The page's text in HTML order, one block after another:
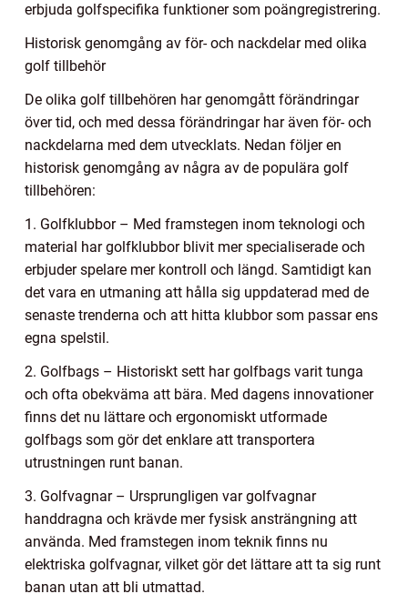
erbjuda golfspecifika funktioner som poängregistrering.
Historisk genomgång av för- och nackdelar med olika
golf tillbehör
De olika golf tillbehören har genomgått förändringar
över tid, och med dessa förändringar har även för- och
nackdelarna med dem utvecklats. Nedan följer en
historisk genomgång av några av de populära golf
tillbehören:
1. Golfklubbor – Med framstegen inom teknologi och
material har golfklubbor blivit mer specialiserade och
erbjuder spelare mer kontroll och längd. Samtidigt kan
det vara en utmaning att hålla sig uppdaterad med de
senaste trenderna och att hitta klubbor som passar ens
egna spelstil.
2. Golfbags – Historiskt sett har golfbags varit tunga
och ofta obekväma att bära. Med dagens innovationer
finns det nu lättare och ergonomiskt utformade
golfbags som gör det enklare att transportera
utrustningen runt banan.
3. Golfvagnar – Ursprungligen var golfvagnar
handdragna och krävde mer fysisk ansträngning att
använda. Med framstegen inom teknik finns nu
elektriska golfvagnar, vilket gör det lättare att ta sig runt
banan utan att bli utmattad.